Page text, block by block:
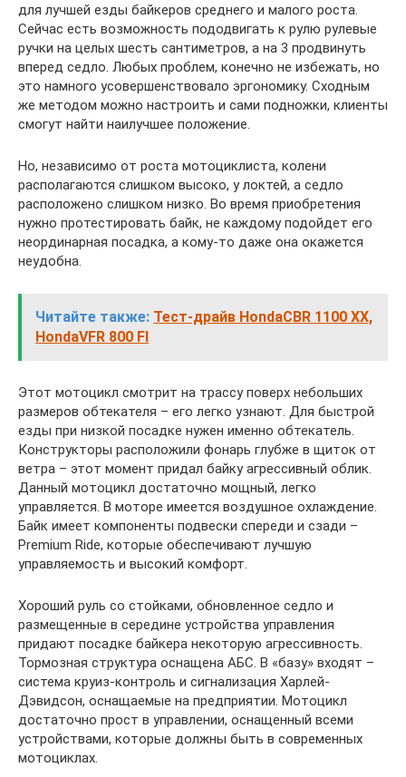
для лучшей езды байкеров среднего и малого роста.
Сейчас есть возможность пододвигать к рулю рулевые
ручки на целых шесть сантиметров, а на 3 продвинуть
вперед седло. Любых проблем, конечно не избежать, но
это намного усовершенствовало эргономику. Сходным
же методом можно настроить и сами подножки, клиенты
смогут найти наилучшее положение.
Но, независимо от роста мотоциклиста, колени
располагаются слишком высоко, у локтей, а седло
расположено слишком низко. Во время приобретения
нужно протестировать байк, не каждому подойдет его
неординарная посадка, а кому-то даже она окажется
неудобна.
Читайте также: Тест-драйв HondaCBR 1100 XX,
HondaVFR 800 FI
Этот мотоцикл смотрит на трассу поверх небольших
размеров обтекателя – его легко узнают. Для быстрой
езды при низкой посадке нужен именно обтекатель.
Конструкторы расположили фонарь глубже в щиток от
ветра – этот момент придал байку агрессивный облик.
Данный мотоцикл достаточно мощный, легко
управляется. В моторе имеется воздушное охлаждение.
Байк имеет компоненты подвески спереди и сзади –
Premium Ride, которые обеспечивают лучшую
управляемость и высокий комфорт.
Хороший руль со стойками, обновленное седло и
размещенные в середине устройства управления
придают посадке байкера некоторую агрессивность.
Тормозная структура оснащена АБС. В «базу» входят –
система круиз-контроль и сигнализация Харлей-
Дэвидсон, оснащаемые на предприятии. Мотоцикл
достаточно прост в управлении, оснащенный всеми
устройствами, которые должны быть в современных
мотоциклах.